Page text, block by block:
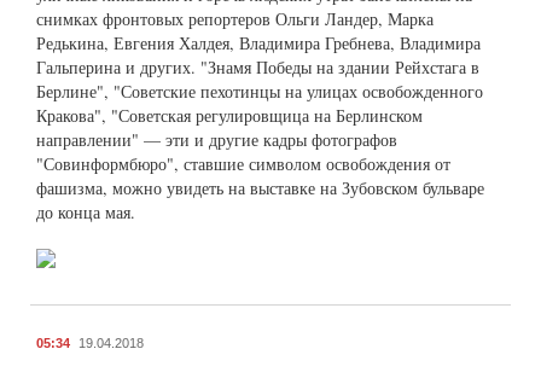
снимках фронтовых репортеров Ольги Ландер, Марка
Редькина, Евгения Халдея, Владимира Гребнева, Владимира
Гальперина и других. "Знамя Победы на здании Рейхстага в
Берлине", "Советские пехотинцы на улицах освобожденного
Кракова", "Советская регулировщица на Берлинском
направлении" — эти и другие кадры фотографов
"Совинформбюро", ставшие символом освобождения от
фашизма, можно увидеть на выставке на Зубовском бульваре
до конца мая.
05:34 19.04.2018